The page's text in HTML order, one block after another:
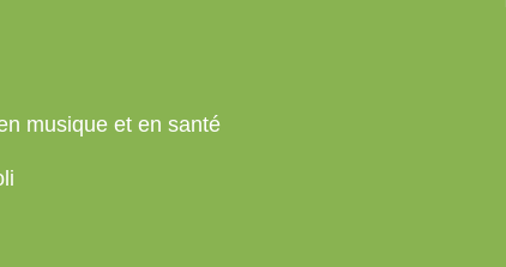
musique et en santé